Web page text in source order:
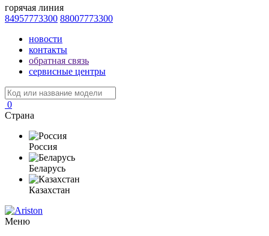
горячая линия
84957773300 88007773300
новости
контакты
обратная связь
сервисные центры
0
Страна
Россия
Беларусь
Казахстан
Меню